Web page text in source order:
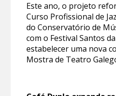
Este ano, o projeto
Curso Profissional de
do Conservatório de
com o Festival Santos
estabelecer uma nova
Mostra de Teatro